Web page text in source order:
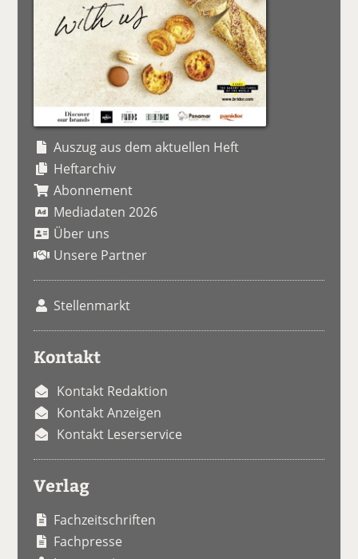
Auszug aus dem aktuellen Heft
Heftarchiv
Abonnement
Mediadaten 2026
Über uns
Unsere Partner
Stellenmarkt
Kontakt
Kontakt Redaktion
Kontakt Anzeigen
Kontakt Leserservice
Verlag
Fachzeitschriften
Fachpresse